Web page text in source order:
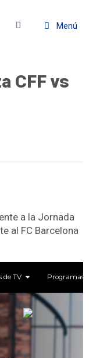
Menú
CFF vs
a la Jornada
al FC Barcelona